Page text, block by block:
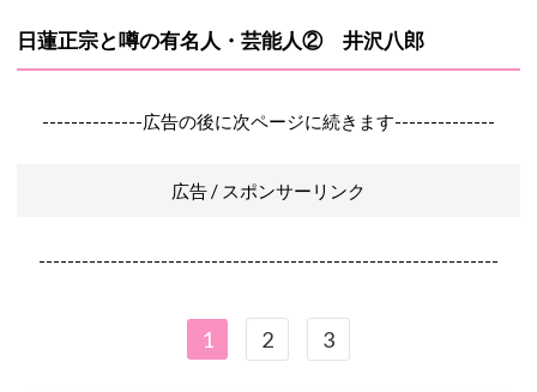
日蓮正宗と噂の有名人・芸能人② 井沢八郎
--------------広告の後に次ページに続きます--------------
広告 / スポンサーリンク
----------------------------------------------------------------
1 2 3